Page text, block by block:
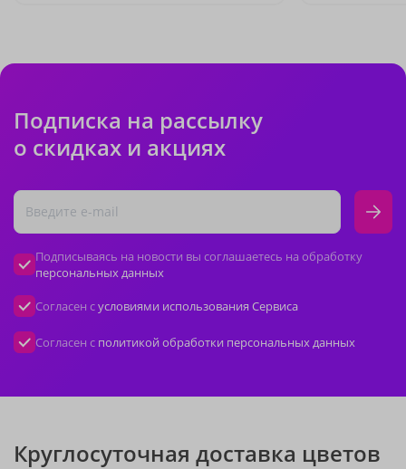
Подписка на рассылку
о скидках и акциях
Подписываясь на новости вы соглашаетесь на обработку
персональных данных
Согласен сусловиями использования Сервиса
Согласен с политикой обработки персональных данных
Круглосуточная доставка цветов